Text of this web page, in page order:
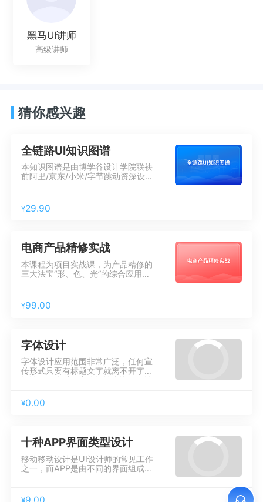
黑马UI讲师
高级讲师
猜你感兴趣
全链路UI知识图谱
本知识图谱是由博学谷设计学院联袂
前阿里/京东/小米/字节跳动资深设计
大咖倾力锻造,精美印刷彰显尊贵奢
责/能力模型/岗位技能要求/设计规
范/设计理论/工作流程/技能拓展。与
¥29.90
电商产品精修实战
本课程为项目实战课，为产品精修的
三大法宝“形、色、光”的综合应用。
略，解决培训市场上多数产品精修课
程讲授思路混乱、操作步骤繁琐、学
¥99.00
字体设计
字体设计应用范围非常广泛，任何宣
传形式只要有标题文字就离不开字体
设计，那么对于字体设计来说，无论
于必备核心技能，且越来越多的品牌
名称也采用字体设计的方式作为品牌
计师的出现，也让“字体设计风”成为
当下设计学习的一个热门。
¥0.00
十种APP界面类型设计
移动移动设计是UI设计师的常见工作
之一，而APP是由不同的界面组成
视的一项重点设计，为了建立有效的